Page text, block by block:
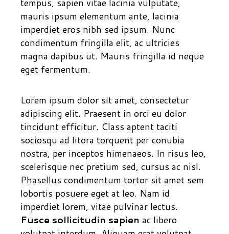
mauris ipsum elementum ante, lacinia
imperdiet eros nibh sed ipsum. Nunc
condimentum fringilla elit, ac ultricies
magna dapibus ut. Mauris fringilla id neque
eget fermentum.
Lorem ipsum dolor sit amet, consectetur
adipiscing elit. Praesent in orci eu dolor
tincidunt efficitur. Class aptent taciti
sociosqu ad litora torquent per conubia
nostra, per inceptos himenaeos. In risus leo,
scelerisque nec pretium sed, cursus ac nisl.
Phasellus condimentum tortor sit amet sem
lobortis posuere eget at leo. Nam id
imperdiet lorem, vitae pulvinar lectus.
Fusce sollicitudin sapien ac libero